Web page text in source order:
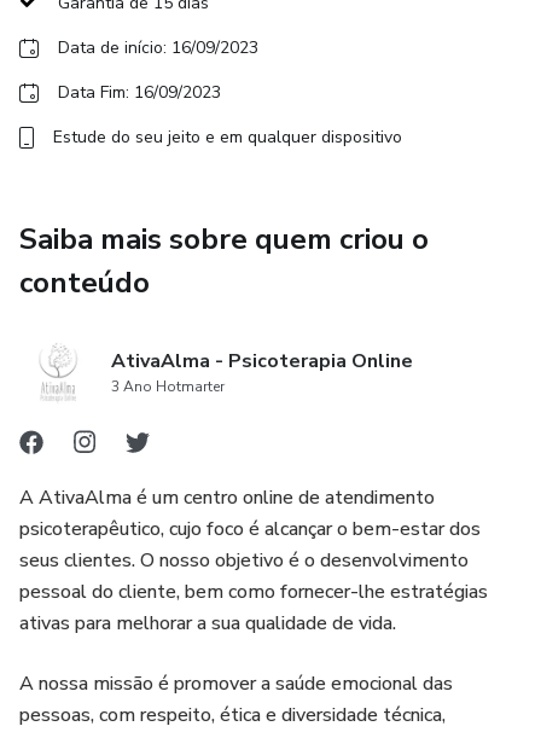
enfrentar e superar desafios. Transforma cada obstáculo
num trampolim para o teu crescimento e conquista.
7. Caminho Clarificado para a Realização: Ao final do
para a tua jornada de sucesso.
Data de início: 16/09/2023
Data Fim: 16/09/2023
Estude do seu jeito e em qualquer dispositivo
Saiba mais sobre quem criou o
conteúdo
AtivaAlma - Psicoterapia Online
3 Ano Hotmarter
A AtivaAlma é um centro online de atendimento
psicoterapêutico, cujo foco é alcançar o bem-estar dos
seus clientes. O nosso objetivo é o desenvolvimento
pessoal do cliente, bem como fornecer-lhe estratégias
ativas para melhorar a sua qualidade de vida.
A nossa missão é promover a saúde emocional das
pessoas, com respeito, ética e diversidade técnica,